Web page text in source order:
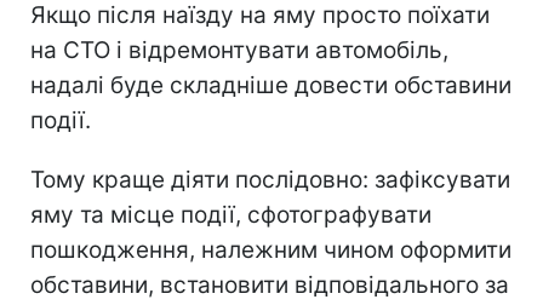
Якщо після наїзду на яму просто поїхати
на СТО і відремонтувати автомобіль,
надалі буде складніше довести обставини
події.
Тому краще діяти послідовно: зафіксувати
яму та місце події, сфотографувати
пошкодження, належним чином оформити
обставини, встановити відповідального за